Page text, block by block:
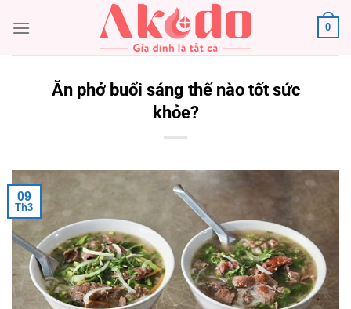
đến
0
Ăn phở buổi sáng thế nào tốt sức
khỏe?
09
Th3